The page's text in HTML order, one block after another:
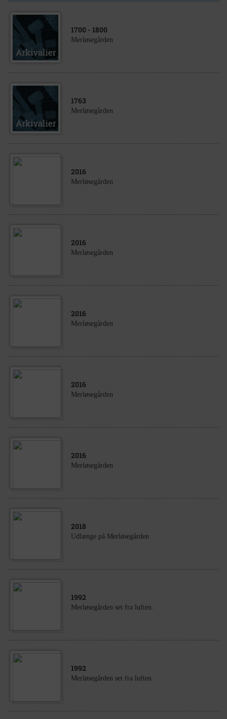
1700 - 1800
Merløsegården
1763
Merløsegården
2016
Merløsegården
2016
Merløsegården
2016
Merløsegården
2016
Merløsegården
2016
Merløsegården
2018
Udlænge på Merløsegården
1992
Merløsegården set fra luften.
1992
Merløsegården set fra luften.